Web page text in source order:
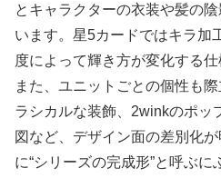
とキャラクターの衣装や髪の
います。星5カードではキラ加
度によって輝き方が変化する仕
また、ユニットごとの個性も
ラシカルな装飾、2winkのポッ
図など、デザイン面の差別化
に“シリーズの完成形”と呼ぶに